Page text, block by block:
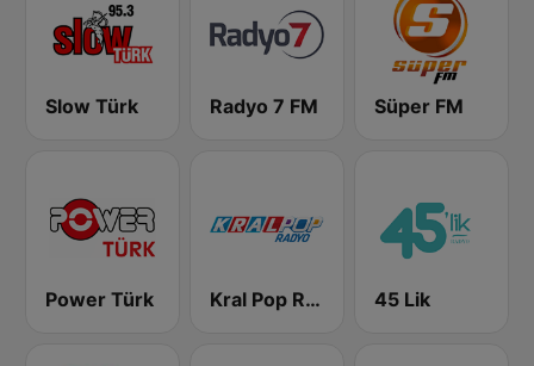
Slow Türk Radyo 7 FM Süper FM
Power Türk Kral Pop Radyo 45 Lik